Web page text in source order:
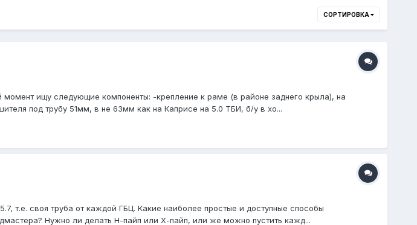
СОРТИРОВКА
ищу следующие компоненты: -крепление к раме (в районе заднего крыла), на
под трубу 51мм, в не 63мм как на Каприсе на 5.0 ТБИ, б/у в хо...
т.е. своя труба от каждой ГБЦ. Какие наиболее простые и доступные способы
Нужно ли делать Н-пайп или Х-пайп, или же можно пустить кажд...